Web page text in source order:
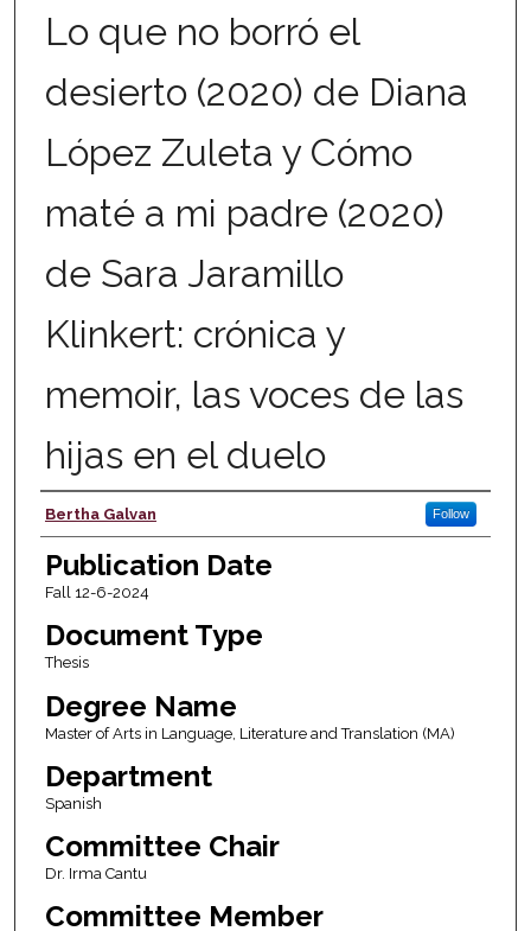
Lo que no borró el
desierto (2020) de Diana
López Zuleta y Cómo
maté a mi padre (2020)
de Sara Jaramillo
Klinkert: crónica y
memoir, las voces de las
hijas en el duelo
Author
Bertha Galvan Follow
Publication Date
Fall 12-6-2024
Document Type
Thesis
Degree Name
Master of Arts in Language, Literature and Translation (MA)
Department
Spanish
Committee Chair
Dr. Irma Cantu
Committee Member